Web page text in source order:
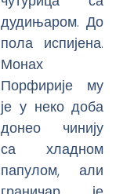
дудињаром. До
пола испијена.
Монах
Порфирије му
је у неко доба
донео чинију
са хладном
папулом, али